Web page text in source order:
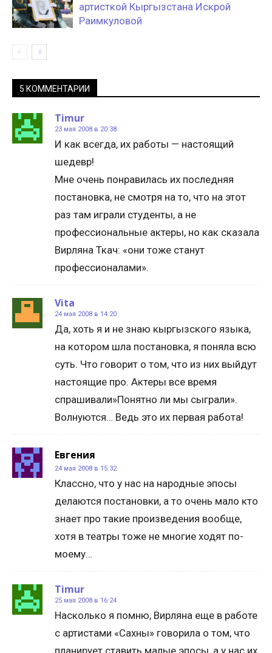
артисткой Кыргызстана Искрой
Раимкуловой
5 КОММЕНТАРИИ
Timur
23 мая 2008 в 20:38
И как всегда, их работы — настоящий
шедевр!
Мне очень понравилась их последняя
постановка, не смотря на то, что на этот
раз там играли студенты, а не
профессиональные актеры, но как сказала
Вирляна Ткач: «они тоже станут
профессионалами».
Vita
24 мая 2008 в 14:20
Да, хоть я и не знаю кыргызского языка,
на котором шла постановка, я поняла всю
суть. Что говорит о том, что из них выйдут
настоящие про. Актеры все время
спрашивали»Понятно ли мы сыграли».
Волнуются… Ведь это их первая работа!
Евгения
24 мая 2008 в 15:32
Классно, что у нас на народные эпосы
делаются постановки, а то очень мало кто
знает про такие произведения вообще,
хотя в театры тоже не многие ходят по-
моему…
Timur
25 мая 2008 в 16:24
Насколько я помню, Вирляна еще в работе
с артистами «Сахны» говорила о том, что
планирует ставить малые эпосы, а у нас их